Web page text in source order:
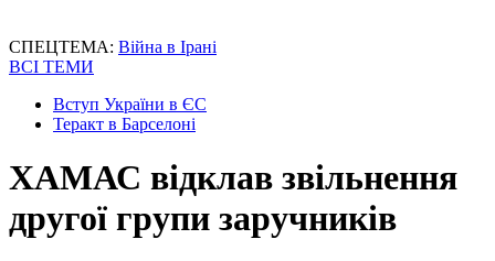
СПЕЦТЕМА: Війна в Ірані
ВСІ ТЕМИ
Вступ України в ЄС
Теракт в Барселоні
ХАМАС відклав звільнення
другої групи заручників